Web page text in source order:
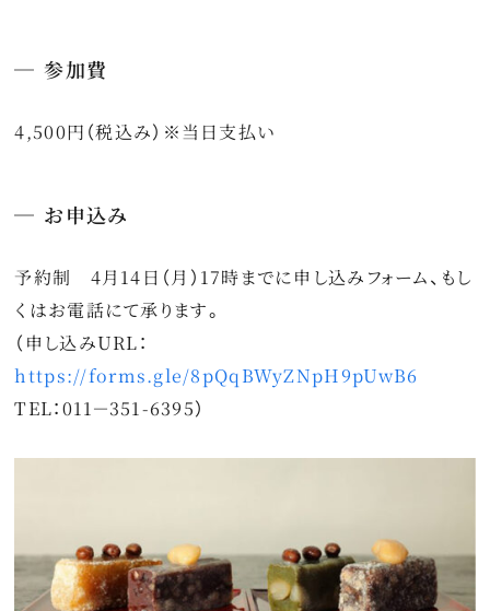
参加費
4,500円（税込み）※当日支払い
お申込み
予約制 4月14日（月）17時までに申し込みフォーム、もし
くはお電話にて承ります。
（申し込みURL：
https://forms.gle/8pQqBWyZNpH9pUwB6
TEL：011－351-6395）